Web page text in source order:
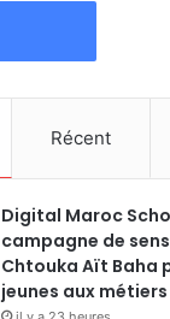
Récent
Digital Maroc
campagne de
Chtouka Aït Baha
jeunes aux